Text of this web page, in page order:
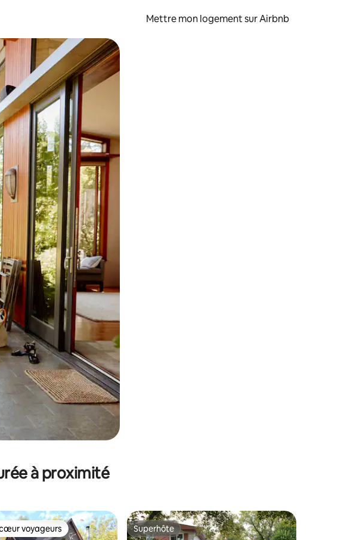
Mettre mon logement sur Airbnb
appuyant et en faisant glisser.
à proximité
voyageurs les plus appréciés
voyageurs Superhôte
Superhôte